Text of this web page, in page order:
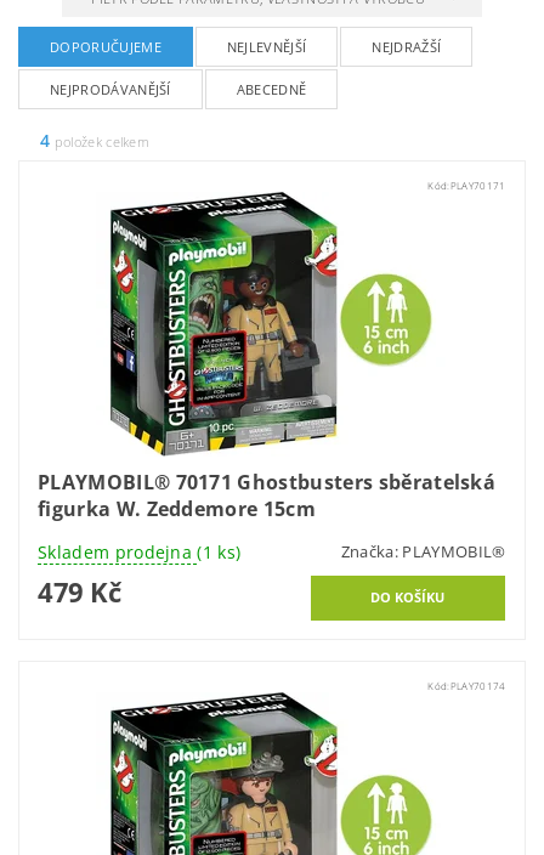
DOPORUČUJEME NEJLEVNĚJŠÍ NEJDRAŽŠÍ
NEJPRODÁVANĚJŠÍ ABECEDNĚ
4 položek celkem
Kód: PLAY70171
PLAYMOBIL® 70171 Ghostbusters sběratelská
figurka W. Zeddemore 15cm
Skladem prodejna(1 ks) Značka: PLAYMOBIL®
479 Kč
Kód: PLAY70174